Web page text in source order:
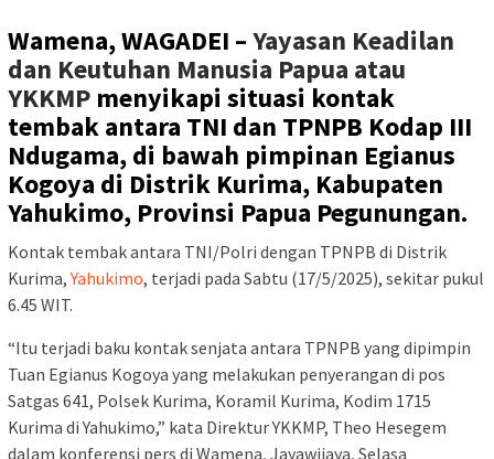
Wamena, WAGADEI –Yayasan Keadilan
dan Keutuhan Manusia Papua atau
YKKMP menyikapi situasi kontak
tembak antara TNI dan TPNPB Kodap III
Ndugama, di bawah pimpinan Egianus
Kogoya di Distrik Kurima, Kabupaten
Yahukimo, Provinsi Papua Pegunungan.
Kontak tembak antara TNI/Polri dengan TPNPB di Distrik
Kurima,Yahukimo, terjadi pada Sabtu (17/5/2025), sekitar pukul
6.45 WIT.
“Itu terjadi baku kontak senjata antara TPNPB yang dipimpin
Tuan Egianus Kogoya yang melakukan penyerangan di pos
Satgas 641, Polsek Kurima, Koramil Kurima, Kodim 1715
Kurima di Yahukimo,” kata Direktur YKKMP, Theo Hesegem
dalam konferensi pers di Wamena, Jayawijaya, Selasa